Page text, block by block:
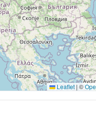
Leaflet | ©